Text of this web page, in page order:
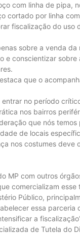
com linha de pipa,
cortado por linha
fiscalização do
sobre a venda
e conscientizar
que o
no período
nos bairros
que nós
de locais
nos costumes
MP com outros
comercializam
Público,
essa
a
de Tutela do